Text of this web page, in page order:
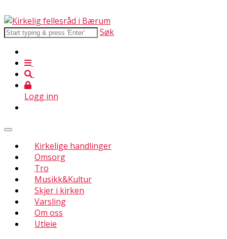
Søk
Logg inn
Kirkelige handlinger
Omsorg
Tro
Musikk&Kultur
Skjer i kirken
Varsling
Om oss
Utleie